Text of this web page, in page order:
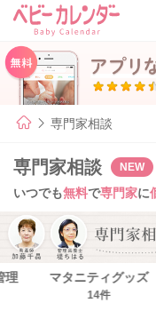
専門家相談
専門家相談 NEW
いつでも無料で専門家に
理 マタニティグッズ
14件